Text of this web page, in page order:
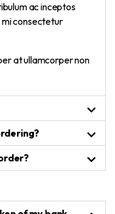
ac inceptos
mi consectetur
at ullamcorper non